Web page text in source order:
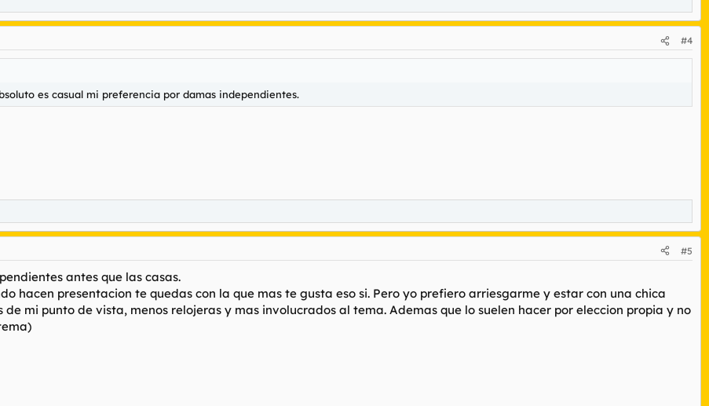
#4
es casual mi preferencia por damas independientes.
#5
antes que las casas.
hacen presentacion te quedas con la que mas te gusta eso si. Pero yo prefiero arriesgarme y estar con una chica
de mi punto de vista, menos relojeras y mas involucrados al tema. Ademas que lo suelen hacer por eleccion propia y no